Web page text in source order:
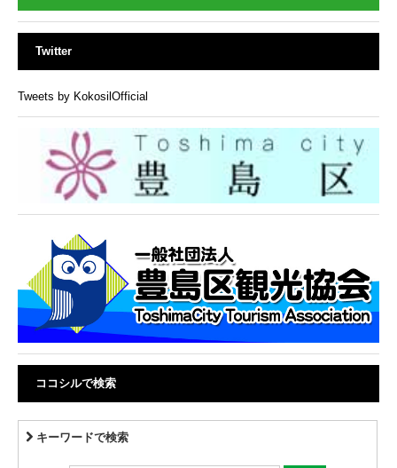
Twitter
Tweets by KokosilOfficial
ココシルで検索
キーワードで検索